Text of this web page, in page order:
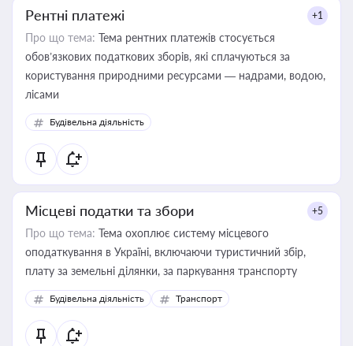
Рентні платежі +1
Про що тема: Тема рентних платежів стосується
обов’язкових податкових зборів, які сплачуються за
користування природними ресурсами — надрами, водою,
лісами
Будівельна діяльність
Місцеві податки та збори +5
Про що тема: Тема охоплює систему місцевого
оподаткування в Україні, включаючи туристичний збір,
плату за земельні ділянки, за паркування транспорту
Будівельна діяльність Транспорт